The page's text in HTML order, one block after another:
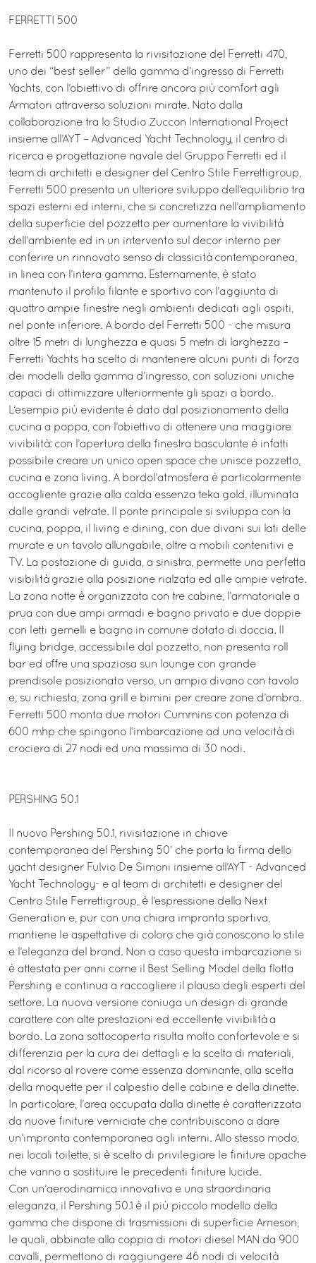
FERRETTI 500
Ferretti 500 rappresenta la rivisitazione del Ferretti 470,
uno dei “best seller” della gamma d’ingresso di Ferretti
Yachts, con l’obiettivo di offrire ancora più comfort agli
Armatori attraverso soluzioni mirate. Nato dalla
collaborazione tra lo Studio Zuccon International Project
insieme all’AYT – Advanced Yacht Technology, il centro di
ricerca e progettazione navale del Gruppo Ferretti ed il
team di architetti e designer del Centro Stile Ferrettigroup,
Ferretti 500 presenta un ulteriore sviluppo dell’equilibrio tra
spazi esterni ed interni, che si concretizza nell’ampliamento
della superficie del pozzetto per aumentare la vivibilità
dell’ambiente ed in un intervento sul decor interno per
conferire un rinnovato senso di classicità contemporanea,
in linea con l’intera gamma. Esternamente, è stato
mantenuto il profilo filante e sportivo con l’aggiunta di
quattro ampie finestre negli ambienti dedicati agli ospiti,
nel ponte inferiore. A bordo del Ferretti 500 - che misura
oltre 15 metri di lunghezza e quasi 5 metri di larghezza –
Ferretti Yachts ha scelto di mantenere alcuni punti di forza
dei modelli della gamma d’ingresso, con soluzioni uniche
capaci di ottimizzare ulteriormente gli spazi a bordo.
L’esempio più evidente è dato dal posizionamento della
cucina a poppa, con l’obiettivo di ottenere una maggiore
vivibilità: con l’apertura della finestra basculante è infatti
possibile creare un unico open space che unisce pozzetto,
cucina e zona living. A bordol’atmosfera è particolarmente
accogliente grazie alla calda essenza teka gold, illuminata
dalle grandi vetrate. Il ponte principale si sviluppa con la
cucina, poppa, il living e dining, con due divani sui lati delle
murate e un tavolo allungabile, oltre a mobili contenitivi e
TV. La postazione di guida, a sinistra, permette una perfetta
visibilità grazie alla posizione rialzata ed alle ampie vetrate.
La zona notte è organizzata con tre cabine, l’armatoriale a
prua con due ampi armadi e bagno privato e due doppie
con letti gemelli e bagno in comune dotato di doccia. Il
flying bridge, accessibile dal pozzetto, non presenta roll
bar ed offre una spaziosa sun lounge con grande
prendisole posizionato verso, un ampio divano con tavolo
e, su richiesta, zona grill e bimini per creare zone d’ombra.
Ferretti 500 monta due motori Cummins con potenza di
600 mhp che spingono l’imbarcazione ad una velocità di
crociera di 27 nodi ed una massima di 30 nodi.
PERSHING 50.1
Il nuovo Pershing 50.1, rivisitazione in chiave
contemporanea del Pershing 50’ che porta la firma dello
yacht designer Fulvio De Simoni insieme all’AYT - Advanced
Yacht Technology- e al team di architetti e designer del
Centro Stile Ferrettigroup, è l’espressione della Next
Generation e, pur con una chiara impronta sportiva,
mantiene le aspettative di coloro che già conoscono lo stile
e l’eleganza del brand. Non a caso questa imbarcazione si
è attestata per anni come il Best Selling Model della flotta
Pershing e continua a raccogliere il plauso degli esperti del
settore. La nuova versione coniuga un design di grande
carattere con alte prestazioni ed eccellente vivibilità a
bordo. La zona sottocoperta risulta molto confortevole e si
differenzia per la cura dei dettagli e la scelta di materiali,
dal ricorso al rovere come essenza dominante, alla scelta
della moquette per il calpestio delle cabine e della dinette.
In particolare, l’area occupata dalla dinette è caratterizzata
da nuove finiture verniciate che contribuiscono a dare
un’impronta contemporanea agli interni. Allo stesso modo,
nei locali toilette, si è scelto di privilegiare le finiture opache
che vanno a sostituire le precedenti finiture lucide.
Con un’aerodinamica innovativa e una straordinaria
eleganza, il Pershing 50.1 è il più piccolo modello della
gamma che dispone di trasmissioni di superficie Arneson,
le quali, abbinate alla coppia di motori diesel MAN da 900
cavalli, permettono di raggiungere 46 nodi di velocità